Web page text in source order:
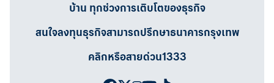
บ้าน ทุกช่วงการเติบโตของธุรกิจ
สนใจลงทุนธุรกิจสามารถปรึกษาธนาคารกรุงเทพ
คลิกหรือสายด่วน1333